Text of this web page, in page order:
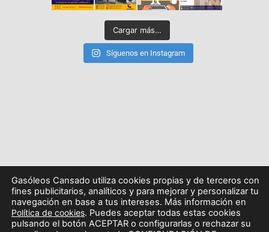
Cargar más…
Síguenos en Instagram
Gasóleos Cansado utiliza cookies propias y de terceros con
fines publicitarios, analíticos y para mejorar y personalizar tu
navegación en base a tus intereses. Más información en
Política de cookies. Puedes aceptar todas estas cookies
pulsando el botón ACEPTAR o configurarlas o rechazar su